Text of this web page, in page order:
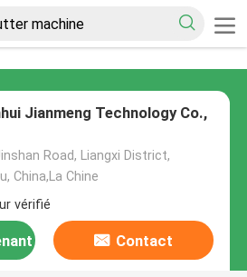
Jianmeng Technology Co.,
Road, Liangxi District,
China,La Chine
vérifié
Contact